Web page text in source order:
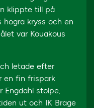
klippte till på
högra kryss och en
var Kouakous
letade efter
en fin frispark
Engdahl stolpe,
ut och IK Brage